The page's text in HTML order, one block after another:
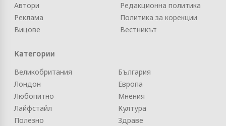
Автори
Реклама
Вицове
Редакционна политика
Политика за корекции
Вестникът
Категории
Великобритания
Лондон
Любопитно
Лайфстайл
Полезно
България
Европа
Мнения
Култура
Здраве